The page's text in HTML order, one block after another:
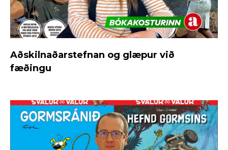
Aðskilnaðarstefnan og glæpur við
fæðingu